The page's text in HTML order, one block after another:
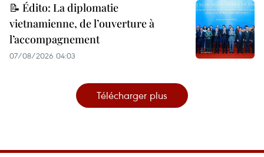
📝 Édito: La diplomatie
vietnamienne, de l’ouverture à
l’accompagnement
07/08/2026 04:03
Télécharger plus